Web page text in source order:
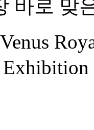
바로 맞